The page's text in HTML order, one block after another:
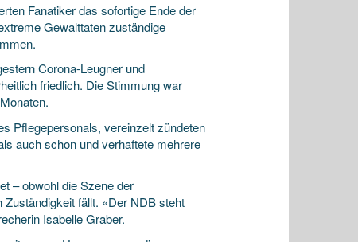
Fanatiker das sofortige Ende der
Gewalttaten zuständige
Corona-Leugner und
friedlich. Die Stimmung war
Pflegepersonals, vereinzelt zündeten
auch schon und verhaftete mehrere
– obwohl die Szene der
fällt. «Der NDB steht
Isabelle Graber.